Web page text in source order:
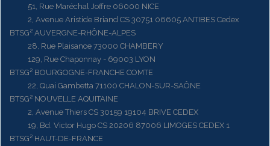
51, Rue Maréchal Joffre 06000 NICE
2, Avenue Aristide Briand CS 30751 06605 ANTIBES Cedex
BTSG² AUVERGNE-RHÔNE-ALPES
28, Rue Plaisance 73000 CHAMBERY
129, Rue Chaponnay - 69003 LYON
BTSG² BOURGOGNE-FRANCHE COMTE
22, Quai Gambetta 71100 CHALON-SUR-SAÔNE
BTSG² NOUVELLE AQUITAINE
2, Avenue Thiers CS 30159 19104 BRIVE CEDEX
19, Bd. Victor Hugo CS 20206 87006 LIMOGES CEDEX 1
BTSG² HAUT-DE-FRANCE